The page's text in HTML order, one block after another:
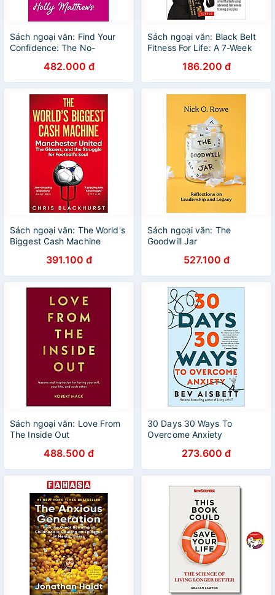
Sách ngoại văn: Find Your
Confidence: The No-
482.000 đ
Sách ngoại văn: Black Belt
Fitness For Life: A 7-Week
186.200 đ
Sách ngoại văn: The World's
Biggest Cash Machine
391.100 đ
Sách ngoại văn: The
Goodwill Jar
527.100 đ
Sách ngoại văn: Love From
The Inside Out
488.500 đ
30 Days 30 Ways To
Overcome Anxiety
273.600 đ